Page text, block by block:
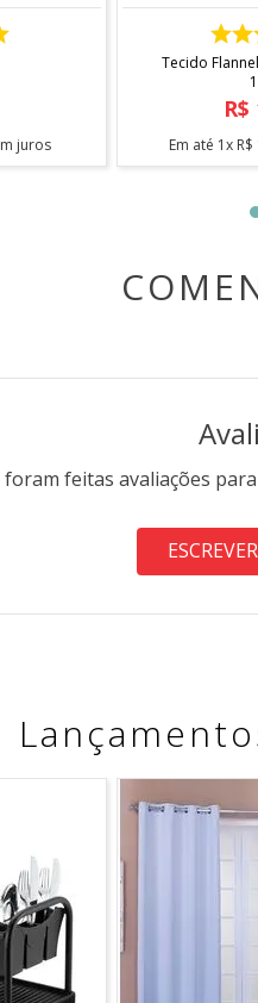
contínua
juros
Tecido
R$
Em até 1x R$
feitas avaliações